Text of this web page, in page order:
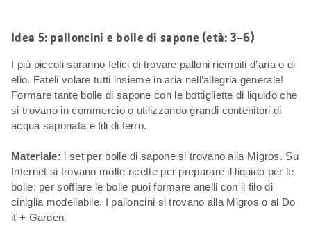
Idea 5: palloncini e bolle di sapone (età: 3–6)
I più piccoli saranno felici di trovare palloni riempiti d’aria o di
elio. Fateli volare tutti insieme in aria nell’allegria generale!
Formare tante bolle di sapone con le bottigliette di liquido che
si trovano in commercio o utilizzando grandi contenitori di
acqua saponata e fili di ferro.
Materiale: i set per bolle di sapone si trovano alla Migros. Su
Internet si trovano molte ricette per preparare il liquido per le
bolle; per soffiare le bolle puoi formare anelli con il filo di
ciniglia modellabile. I palloncini si trovano alla Migros o al Do
it + Garden.